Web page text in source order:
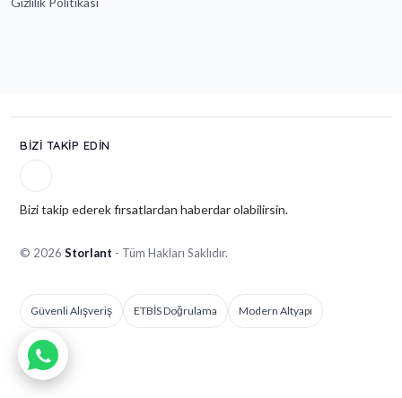
BIZI TAKIP EDIN
Bizi takip ederek fırsatlardan haberdar olabilirsin.
© 2026 Storlant - Tüm Hakları Saklıdır.
Güvenli Alışveriş ETBİS Doğrulama Modern Altyapı